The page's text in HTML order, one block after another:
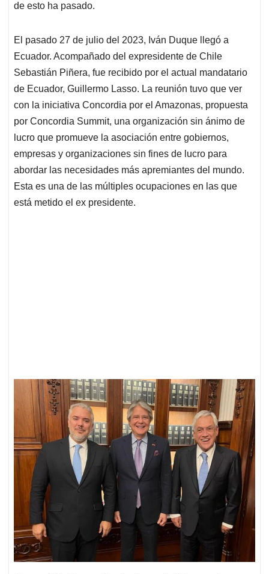
de esto ha pasado.
El pasado 27 de julio del 2023, Iván Duque llegó a
Ecuador. Acompañado del expresidente de Chile
Sebastián Piñera, fue recibido por el actual mandatario
de Ecuador, Guillermo Lasso. La reunión tuvo que ver
con la iniciativa Concordia por el Amazonas, propuesta
por Concordia Summit, una organización sin ánimo de
lucro que promueve la asociación entre gobiernos,
empresas y organizaciones sin fines de lucro para
abordar las necesidades más apremiantes del mundo.
Esta es una de las múltiples ocupaciones en las que
está metido el ex presidente.